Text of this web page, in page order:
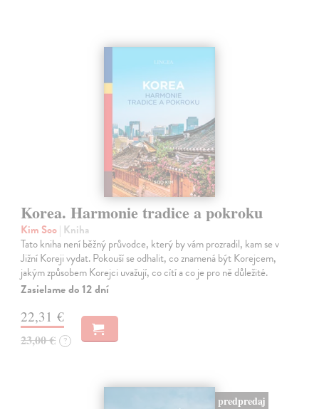
Korea. Harmonie tradice a pokroku
Kim Soo| Kniha
Tato kniha není běžný průvodce, který by vám prozradil, kam se v
Jižní Koreji vydat. Pokouší se odhalit, co znamená být Korejcem,
jakým způsobem Korejci uvažují, co cítí a co je pro ně důležité.
Zasielame do 12 dní
22,31 €
23,00 € ?
predpredaj